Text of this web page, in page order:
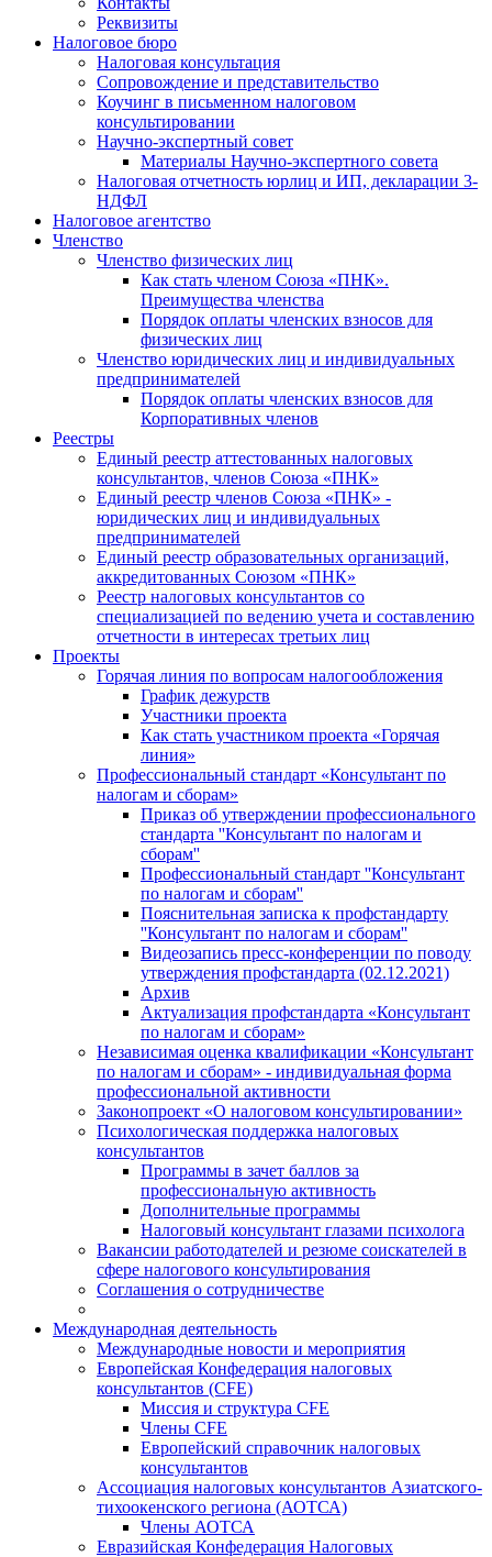
Реквизиты
Налоговое бюро
Налоговая консультация
Cопровождение и представительство
Коучинг в письменном налоговом
консультировании
Научно-экспертный совет
Материалы Научно-экспертного совета
Налоговая отчетность юрлиц и ИП, декларации 3-
НДФЛ
Налоговое агентство
Членство
Членство физических лиц
Как стать членом Союза «ПНК».
Преимущества членства
Порядок оплаты членских взносов для
физических лиц
Членство юридических лиц и индивидуальных
предпринимателей
Порядок оплаты членских взносов для
Корпоративных членов
Реестры
Единый реестр аттестованных налоговых
консультантов, членов Союза «ПНК»
Единый реестр членов Союза «ПНК» -
юридических лиц и индивидуальных
предпринимателей
Единый реестр образовательных организаций,
аккредитованных Союзом «ПНК»
Реестр налоговых консультантов со
специализацией по ведению учета и составлению
отчетности в интересах третьих лиц
Проекты
Горячая линия по вопросам налогообложения
График дежурств
Участники проекта
Как стать участником проекта «Горячая
линия»
Профессиональный стандарт «Консультант по
налогам и сборам»
Приказ об утверждении профессионального
стандарта ''Консультант по налогам и
сборам''
Профессиональный стандарт ''Консультант
по налогам и сборам''
Пояснительная записка к профстандарту
''Консультант по налогам и сборам''
Видеозапись пресс-конференции по поводу
утверждения профстандарта (02.12.2021)
Архив
Актуализация профстандарта «Консультант
по налогам и сборам»
Независимая оценка квалификации «Консультант
по налогам и сборам» - индивидуальная форма
профессиональной активности
Законопроект «О налоговом консультировании»
Психологическая поддержка налоговых
консультантов
Программы в зачет баллов за
профессиональную активность
Дополнительные программы
Налоговый консультант глазами психолога
Вакансии работодателей и резюме соискателей в
сфере налогового консультирования
Соглашения о сотрудничестве
Международная деятельность
Международные новости и мероприятия
Европейская Конфедерация налоговых
консультантов (CFE)
Миссия и структура CFE
Члены CFE
Европейский справочник налоговых
консультантов
Ассоциация налоговых консультантов Азиатского-
тихоокенского региона (АОТСА)
Члены АОТСА
Евразийская Конфедерация Налоговых